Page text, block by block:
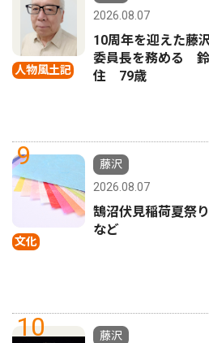
人物風土記
2026.08.07
10周年を迎えた藤
委員長を務める
住 79歳
9
文化
藤沢
2026.08.07
鵠沼伏見稲荷夏祭
など
10
藤沢